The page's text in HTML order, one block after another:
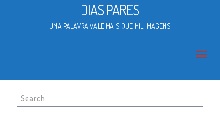
DIAS PARES
UMA PALAVRA VALE MAIS QUE MIL IMAGENS
Search
for: